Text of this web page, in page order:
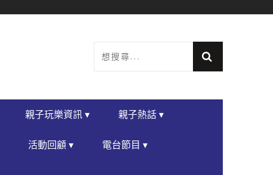
親子玩樂資訊 ▾ 親子熱話 ▾
活動回顧 ▾ 電台節目 ▾